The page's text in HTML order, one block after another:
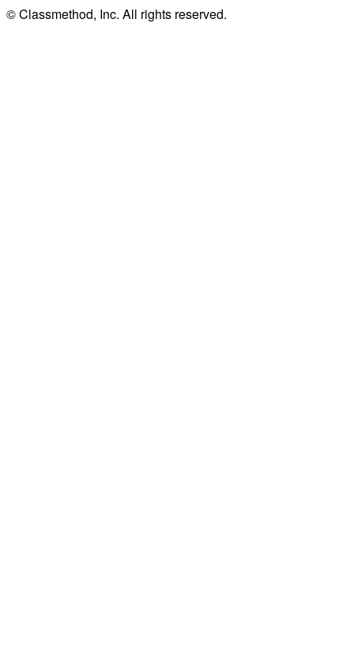
© Classmethod, Inc. All rights reserved.